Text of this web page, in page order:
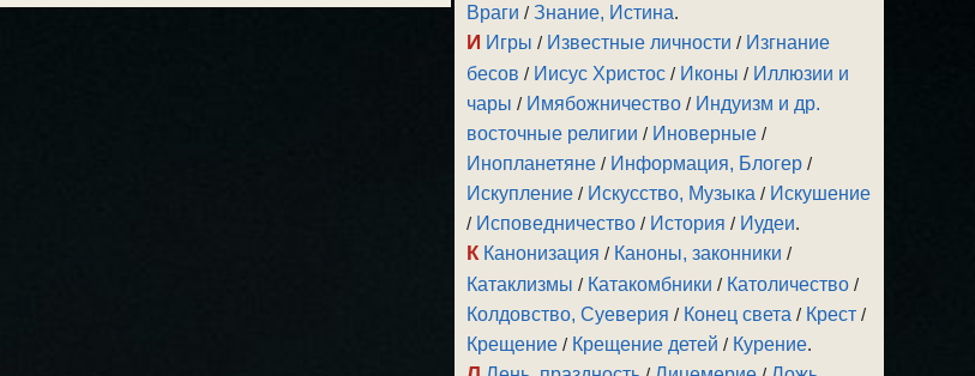
Враги /Знание, Истина.
И Игры / Известные личности / Изгнание
бесов / Иисус Христос / Иконы / Иллюзии и
чары / Имябожничество / Индуизм и др.
восточные религии / Иноверные /
Инопланетяне / Информация, Блогер /
Искупление / Искусство, Музыка / Искушение
/ Исповедничество / История / Иудеи.
К Канонизация / Каноны, законники /
Катаклизмы / Катакомбники / Католичество /
Колдовство, Суеверия / Конец света / Крест /
Крещение / Крещение детей / Курение.